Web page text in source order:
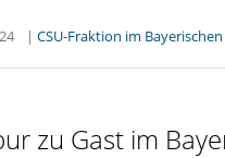
| CSU-Fraktion im
zu Gast im